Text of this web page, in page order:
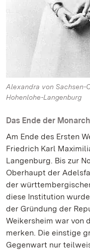
Alexandra von Sachsen-
Hohenlohe-Langenburg
Das Ende der
Am Ende des Ersten
Friedrich Karl
Langenburg. Bis zur
Oberhaupt der
der
diese Institution
der Gründung der
Weikersheim war von
merken. Die einstige
Gegenwart nur